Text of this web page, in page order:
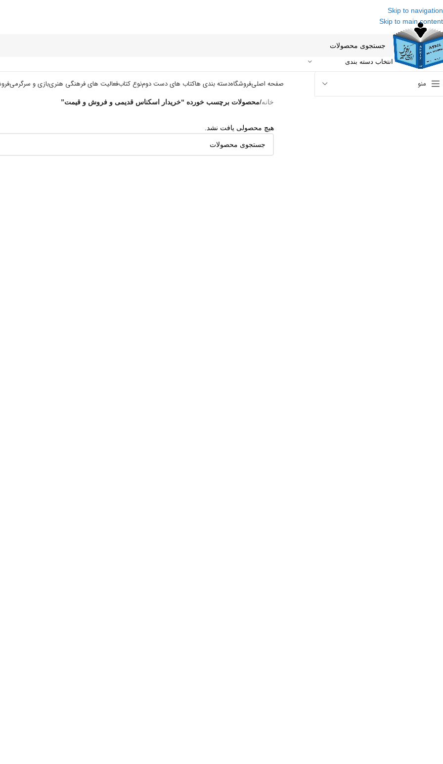
Skip to navigation
Skip to main content
انتخاب دسته بندی
منو صفحه اصلیفروشگاهدسته بندی هاکتاب های دست دومنوع کتابفعالیت های فرهنگی هنریبازی و سرگرمی
خانه/محصولات برچسب خورده “خریدار اسکناس قدیمی و فروش و قیمت”
هیچ محصولی یافت نشد.